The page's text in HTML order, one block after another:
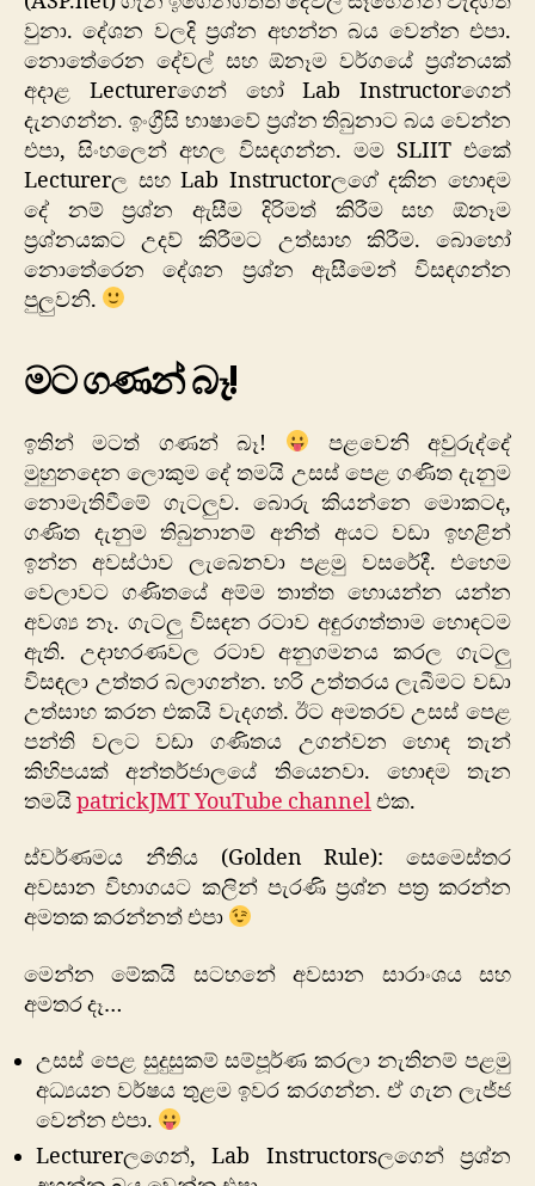
වුනා. දේශන වලදි ප්‍රශ්න අහන්න බය වෙන්න එපා.
නොතේරෙන දේවල් සහ ඕනෑම වර්ගයේ ප්‍රශ්නයක්
අදාළ Lecturerගෙන් හෝ Lab Instructorගෙන්
දැනගන්න. ඉංග්‍රීසි භාෂාවේ ප්‍රශ්න තිබුනාට බය වෙන්න
එපා, සිංහලෙන් අහල විසඳගන්න. මම SLIIT එකේ
Lecturerල සහ Lab Instructorලගේ දකින හොඳම
දේ නම් ප්‍රශ්න ඇසීම දිරිමත් කිරීම සහ ඕනෑම
ප්‍රශ්නයකට උදව් කිරීමට උත්සාහ කිරීම. බොහෝ
නොතේරෙන දේශන ප්‍රශ්න ඇසීමෙන් විසඳගන්න
පුලුවනි.
මට ගණන් බෑ!
ඉතින් මටත් ගණන් බෑ!
පළවෙනි අවුරුද්දේ
මුහුනදෙන ලොකුම දේ තමයි උසස් පෙළ ගණිත දැනුම
නොමැතිවීමේ ගැටලුව. බොරු කියන්නෙ මොකටද,
ගණිත දැනුම තිබුනානම් අනිත් අයට වඩා ඉහළින්
ඉන්න අවස්ථාව ලැබෙනවා පළමු වසරේදී. එහෙම
වෙලාවට ගණිතයේ අම්ම තාත්ත හොයන්න යන්න
අවශ්‍ය නෑ. ගැටලු විසඳන රටාව අඳුරගත්තාම හොඳටම
ඇති. උදාහරණවල රටාව අනුගමනය කරල ගැටලු
විසඳලා උත්තර බලාගන්න. හරි උත්තරය ලැබීමට වඩා
උත්සාහ කරන එකයි වැදගත්. ඊට අමතරව උසස් පෙළ
පන්ති වලට වඩා ගණිතය උගන්වන හොඳ තැන්
කිහිපයක් අන්තර්ජාලයේ තියෙනවා. හොඳම තැන
තමයිpatrickJMT YouTube channelඑක.
ස්වර්ණමය නීතිය (Golden Rule): සෙමෙස්තර
අවසාන විභාගයට කලින් පැරණි ප්‍රශ්න පත්‍ර කරන්න
අමතක කරන්නත් එපා
මෙන්න මේකයි සටහනේ අවසාන සාරාංශය සහ
අමතර දෑ…
උසස් පෙළ සුදුසුකම් සම්පූර්ණ කරලා නැතිනම් පළමු
අධ්‍යයන වර්ෂය තුළම ඉවර කරගන්න. ඒ ගැන ලැජ්ජ
වෙන්න එපා.
Lecturerලගෙන්, Lab Instructorsලගෙන් ප්‍රශ්න